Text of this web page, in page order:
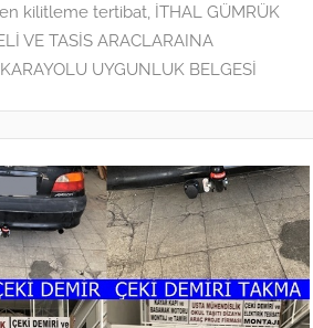
kilitleme tertibat, İTHAL GÜMRÜK
VE TASİS ARACLARAINA
UYGUNLUK BELGESİ